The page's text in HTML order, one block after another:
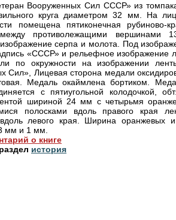
Вооруженных Сил СССР» из
круга диаметром 32 мм. На
помещена пятиконечная рубиново-
противолежащими вершинами
серпа и молота. Под
«СССР» и рельефное изображение
по окружности на изображении
Сил», Лицевая сторона медали
Медаль окаймлена бортиком.
с пятиугольной колодочкой,
шириной 24 мм с четырьмя
полосками вдоль правого края
левого края. Ширина оранжевых
мм и 1 мм.
о книге
история